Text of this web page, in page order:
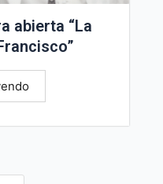
abierta “La